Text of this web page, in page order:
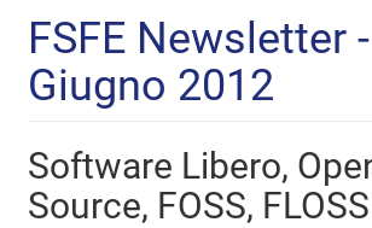
FSFE Newsletter -
Giugno 2012
Software Libero,
Source, FOSS, FLOSS